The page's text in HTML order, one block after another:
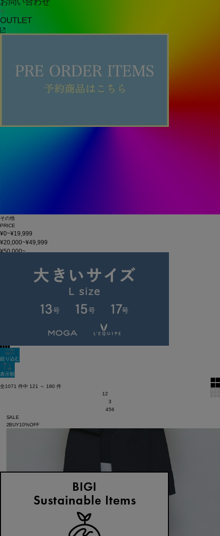
OUTLET
その他
PRICE
¥0~¥19,999
¥20,000~¥49,999
¥50,000~
在庫なしを含む
この条件で検索
絞り込む
表示順
全1071 件中 121 ～ 180 件
12
3
456
SALE
2BUY10%OFF